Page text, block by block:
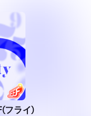
フライ)